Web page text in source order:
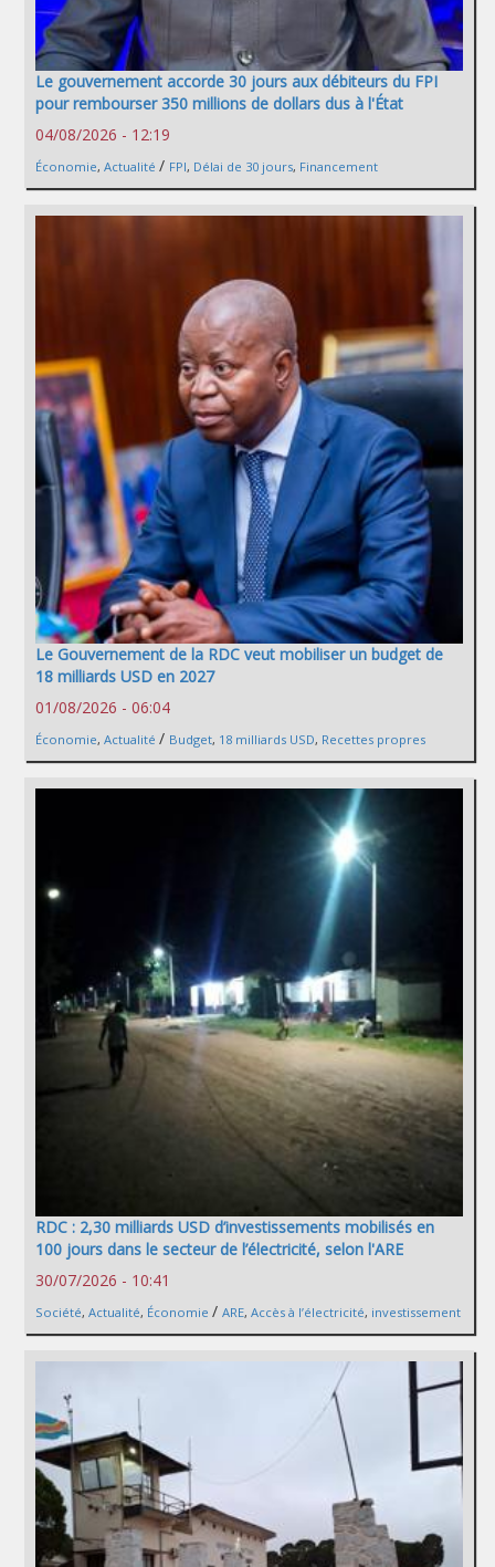
Le gouvernement accorde 30 jours aux débiteurs du FPI
pour rembourser 350 millions de dollars dus à l'État
04/08/2026 - 12:19
Économie, Actualité / FPI, Délai de 30 jours, Financement
Le Gouvernement de la RDC veut mobiliser un budget de
18 milliards USD en 2027
01/08/2026 - 06:04
Économie, Actualité / Budget, 18 milliards USD, Recettes propres
RDC : 2,30 milliards USD d’investissements mobilisés en
100 jours dans le secteur de l’électricité, selon l'ARE
30/07/2026 - 10:41
Société, Actualité, Économie / ARE, Accès à l’électricité, investissement